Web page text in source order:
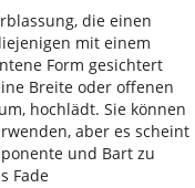
die einen
mit einem
Form gesichtert
Breite oder offenen
hochlädt. Sie können
aber es scheint
und Bart zu
Fade